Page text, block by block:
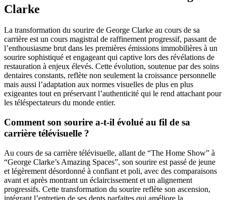
Clarke
La transformation du sourire de George Clarke au cours de sa
carrière est un cours magistral de raffinement progressif, passant de
l’enthousiasme brut dans les premières émissions immobilières à un
sourire sophistiqué et engageant qui captive lors des révélations de
restauration à enjeux élevés. Cette évolution, soutenue par des soins
dentaires constants, reflète non seulement la croissance personnelle
mais aussi l’adaptation aux normes visuelles de plus en plus
exigeantes tout en préservant l’authenticité qui le rend attachant pour
les téléspectateurs du monde entier.
Comment son sourire a-t-il évolué au fil de sa
carrière télévisuelle ?
Au cours de sa carrière télévisuelle, allant de “The Home Show” à
“George Clarke’s Amazing Spaces”, son sourire est passé de jeune
et légèrement désordonné à confiant et poli, avec des comparaisons
avant et après montrant un éclaircissement et un alignement
progressifs. Cette transformation du sourire reflète son ascension,
intégrant l’entretien de ses dents parfaites qui améliore la